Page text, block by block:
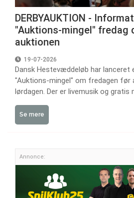
DERBYAUKTION -
"Auktions-mingel" fredag
auktionen
19-07-2026
Dansk Hestevæddeløb har lanceret
"Auktions-mingel" om fredagen før
lørdagen. Der er livemusik og gratis
Se mere
Annonce: